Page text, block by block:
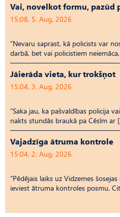
Vai, novelkot formu, pazūd
15:08, 5. Aug, 2026
“Nevaru saprast, kā policists var
darbā, bet vai policistiem
Jāierāda vieta, kur trokšņot
15:04, 3. Aug, 2026
“Saka jau, ka pašvaldības policija
nakts stundās braukā pa Cēsīm ar
Vajadzīga ātruma kontrole
15:04, 2. Aug, 2026
“Pēdējais laiks uz Vid­ze­mes
ieviest ātruma kontroles posmu.